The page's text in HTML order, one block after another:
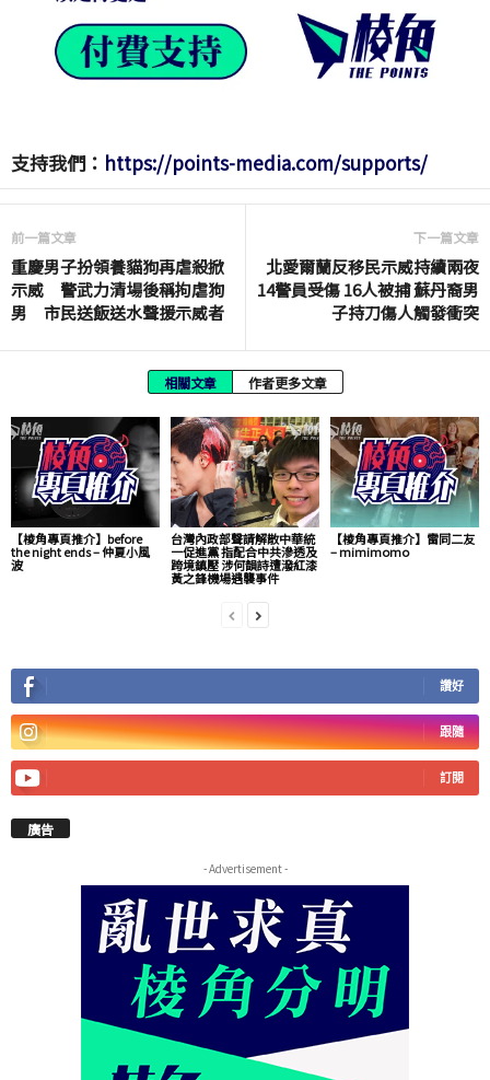
支持我們： https://points-media.com/supports/
前一篇文章
重慶男子扮領養貓狗再虐殺掀
示威 警武力清場後稱拘虐狗
男 市民送飯送水聲援示威者
下一篇文章
北愛爾蘭反移民示威持續兩夜
14警員受傷 16人被捕 蘇丹裔男
子持刀傷人觸發衝突
相關文章 作者更多文章
【棱角專頁推介】before
the night ends – 仲夏小風
波
台灣內政部聲請解散中華統
一促進黨 指配合中共滲透及
跨境鎮壓 涉何韻詩遭潑紅漆
黃之鋒機場遇襲事件
【棱角專頁推介】雷同二友
– mimimomo
讚好
跟隨
訂閱
廣告
- Advertisement -